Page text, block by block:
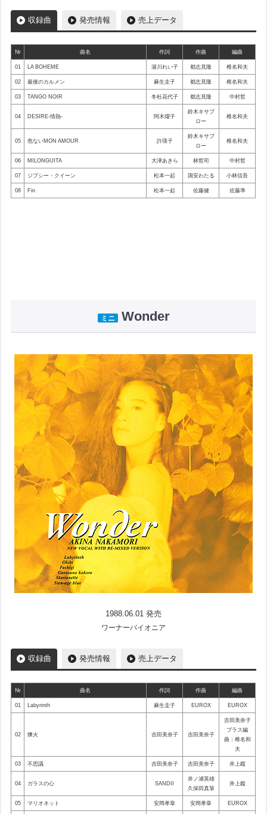
収録曲 発売情報 売上データ
№ 曲名 作詞 作曲 編曲
01 LA BOHEME 湯川れい子 都志見隆 椎名和夫
02 最後のカルメン 麻生圭子 都志見隆 椎名和夫
03 TANGO NOIR 冬杜花代子 都志見隆 中村哲
04 DESIRE-情熱- 阿木燿子
鈴木キサブ
ロー
椎名和夫
05 危ないMON AMOUR 許瑛子
鈴木キサブ
ロー
椎名和夫
06 MILONGUITA 大津あきら 林哲司 中村哲
07 ジプシー・クイーン 松本一起 国安わたる 小林信吾
08 Fin 松本一起 佐藤健 佐藤準
ミニ Wonder
1988.06.01 発売
ワーナーパイオニア
収録曲 発売情報 売上データ
№ 曲名 作詞 作曲 編曲
01 Labyrinth 麻生圭子 EUROX EUROX
02 燠火 吉田美奈子 吉田美奈子
吉田美奈子
ブラス編
曲：椎名和
夫
03 不思議 吉田美奈子 吉田美奈子 井上鑑
04 ガラスの心 SANDII
井ノ浦英雄
久保田真箏
井上鑑
05 マリオネット 安岡孝章 安岡孝章 EUROX